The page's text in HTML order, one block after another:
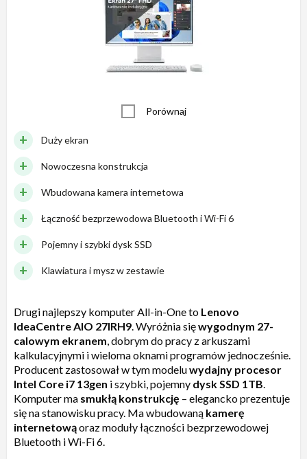
Porównaj
Duży ekran
Nowoczesna konstrukcja
Wbudowana kamera internetowa
Łączność bezprzewodowa Bluetooth i Wi-Fi 6
Pojemny i szybki dysk SSD
Klawiatura i mysz w zestawie
Drugi najlepszy komputer All-in-One to Lenovo
IdeaCentre AIO 27IRH9. Wyróżnia sięwygodnym 27-
calowym ekranem, dobrym do pracy z arkuszami
kalkulacyjnymi i wieloma oknami programów jednocześnie.
Producent zastosował w tym modeluwydajny procesor
Intel Core i7 13gen i szybki, pojemny dysk SSD 1TB.
Komputer ma smukłą konstrukcję – elegancko prezentuje
się na stanowisku pracy. Ma wbudowaną kamerę
internetowąoraz moduły łączności bezprzewodowej
Bluetooth i Wi-Fi 6.